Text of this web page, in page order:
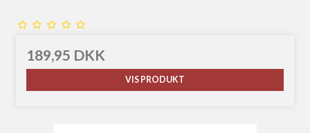
189,95 DKK
VIS PRODUKT